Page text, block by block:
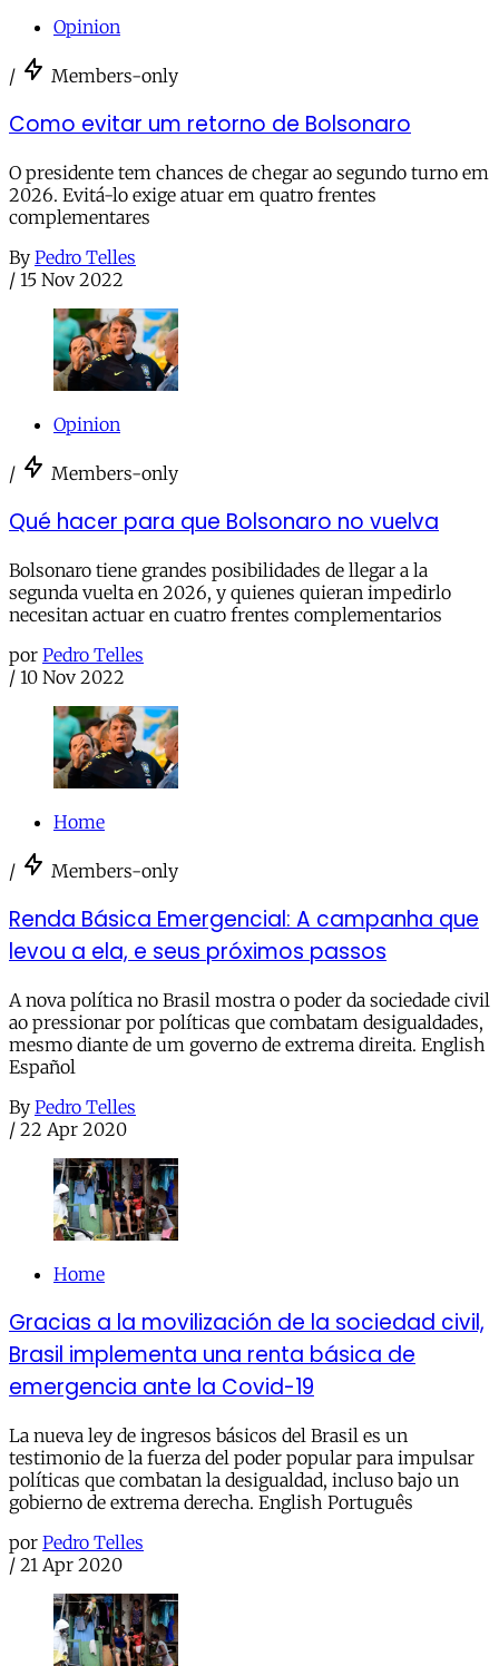
Opinion
/ Members-only
Como evitar um retorno de Bolsonaro
O presidente tem chances de chegar ao segundo turno em
2026. Evitá-lo exige atuar em quatro frentes
complementares
By Pedro Telles
/ 15 Nov 2022
Opinion
/ Members-only
Qué hacer para que Bolsonaro no vuelva
Bolsonaro tiene grandes posibilidades de llegar a la
segunda vuelta en 2026, y quienes quieran impedirlo
necesitan actuar en cuatro frentes complementarios
por Pedro Telles
/ 10 Nov 2022
Home
/ Members-only
Renda Básica Emergencial: A campanha que
levou a ela, e seus próximos passos
A nova política no Brasil mostra o poder da sociedade civil
ao pressionar por políticas que combatam desigualdades,
mesmo diante de um governo de extrema direita. English
Español
By Pedro Telles
/ 22 Apr 2020
Home
Gracias a la movilización de la sociedad civil,
Brasil implementa una renta básica de
emergencia ante la Covid-19
La nueva ley de ingresos básicos del Brasil es un
testimonio de la fuerza del poder popular para impulsar
políticas que combatan la desigualdad, incluso bajo un
gobierno de extrema derecha. English Português
por Pedro Telles
/ 21 Apr 2020